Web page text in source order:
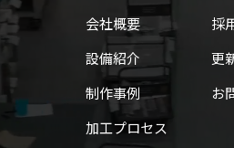
会社概要
設備紹介
制作事例
加工プロセス
採
更
お